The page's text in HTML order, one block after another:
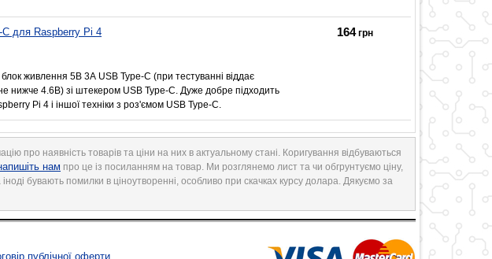
для Raspberry Pi 4
живлення 5В 3А USB Type-C (при тестуванні віддає
нижче 4.6В) зі штекером USB Type-C. Дуже добре підходить
Pi 4 і іншої техніки з роз'ємом USB Type-C.
164грн
про наявність товарів та ціни на них в актуальному стані. Коригування відбуваються
нам про це із посиланням на товар. Ми розглянемо лист та чи обгрунтуємо ціну,
бувають помилки в ціноутворенні, особливо при скачках курсу долара. Дякуємо за
публічної оферти